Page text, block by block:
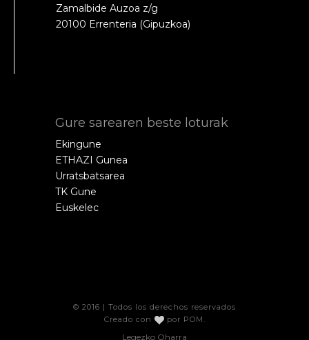
Zamalbide Auzoa z/g
20100 Errenteria (Gipuzkoa)
Gure sarearen beste loturak
Ekingune
ETHAZI Gunea
Urratsbatsarea
TK Gune
Euskelec
© 2016 | Todos los derechos reservados
Creado con
por POM
Legezko Oharra